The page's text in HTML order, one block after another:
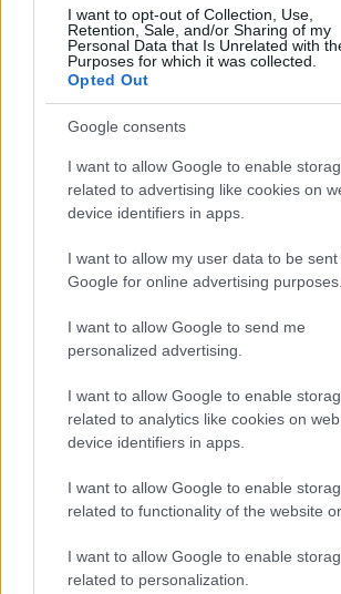
I want to opt-out of Collection, Use,
Retention, Sale, and/or Sharing of my
Personal Data that Is Unrelated with
Purposes for which it was collected.
Opted Out
Google consents
I want to allow Google to enable
related to advertising like cookies on
device identifiers in apps.
I want to allow my user data to be sent
Google for online advertising purposes.
I want to allow Google to send me
personalized advertising.
I want to allow Google to enable
related to analytics like cookies on
device identifiers in apps.
I want to allow Google to enable
related to functionality of the website
I want to allow Google to enable
related to personalization.
Radio Sud
25 februarie 2026
În perioada 24 februarie – 8 martie
prinde culoare, invitându-i pe
turiști să celebreze sosirea
Târgul de Primăvară, organizat
orașului, cât și în cartiere. Pe
două săptămâni, atât standurile
și artizanilor locali, dar și al celor
Citeste mai mult
5 IANUARIE 2026